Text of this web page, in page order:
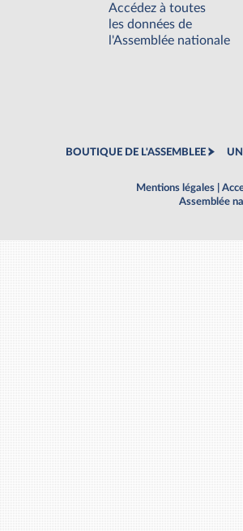
Accédez à toutes
les données de
l'Assemblée nationale
BOUTIQUE DE L'ASSEMBLEE
Mentions légales
Assemblée